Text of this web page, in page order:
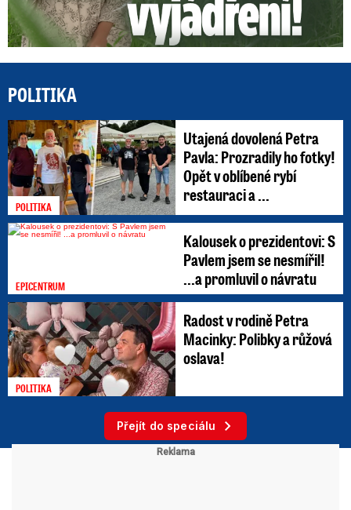
POLITIKA
POLITIKA
Utajená dovolená Petra
Pavla: Prozradily ho fotky!
Opět v oblíbené rybí
restauraci a ...
EPICENTRUM
Kalousek o prezidentovi: S
Pavlem jsem se nesmířil!
...a promluvil o návratu
POLITIKA
Radost v rodině Petra
Macinky: Polibky a růžová
oslava!
Přejít do speciálu